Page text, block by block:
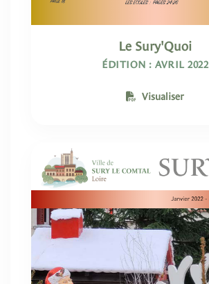
Le Sury'Quoi
ÉDITION : AVRIL 2022
Visualiser